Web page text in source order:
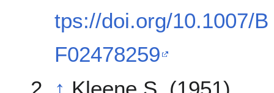
tps://doi.org/10.1007/B
F02478259